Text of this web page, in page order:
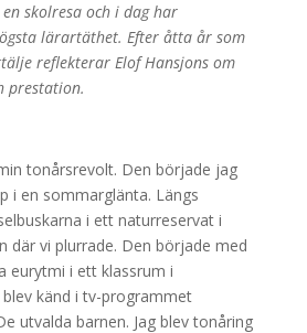
skolresa och i dag har
lärartäthet. Efter åtta år som
reflekterar Elof Hansjons om
prestation.
tonårsrevolt. Den började jag
i en sommarglänta. Längs
i ett naturreservat i
där vi plurrade. Den började med
eurytmi i ett klassrum i
känd i tv-programmet
utvalda barnen. Jag blev tonåring